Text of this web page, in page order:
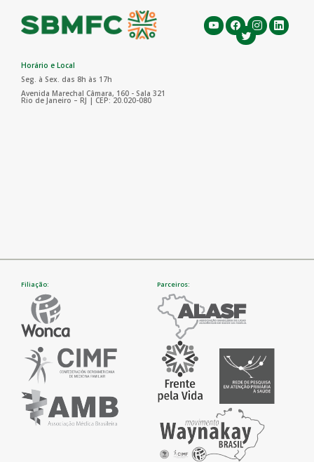
Horário e Local
Seg. à Sex. das 8h às 17h
Avenida Marechal Câmara, 160 - Sala 321
Rio de Janeiro – RJ | CEP: 20.020-080
Filiação: Parceiros: